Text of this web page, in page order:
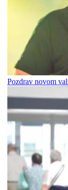
Pozdrav novom